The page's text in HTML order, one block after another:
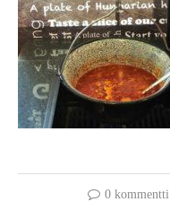
0 kommentti